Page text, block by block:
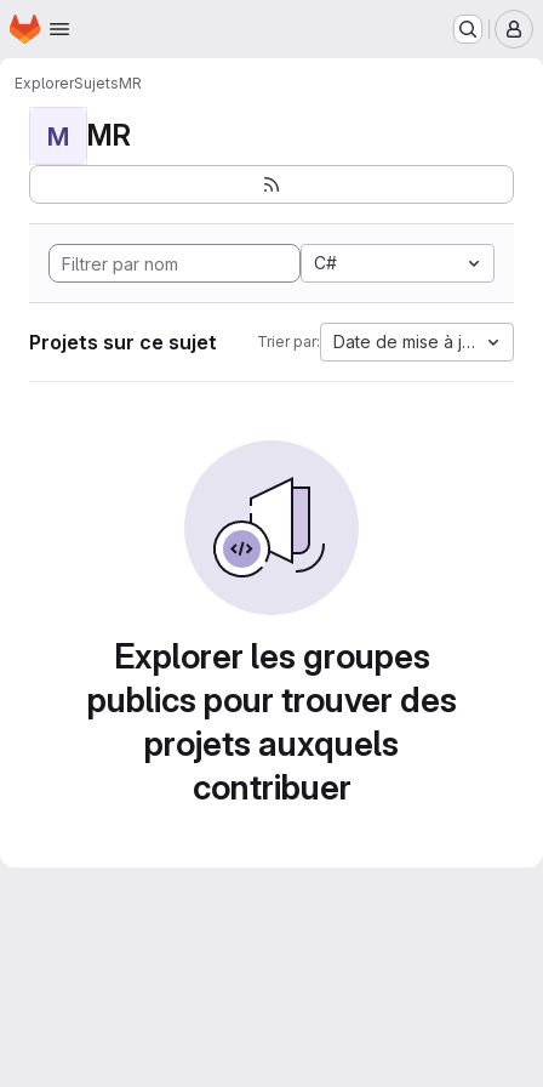
Passer au contenu principal
Page d'accueil
ExplorerSujetsMR
M MR
C#
Projets sur ce sujet Trier par: Date de mise à jour
Explorer les groupes
publics pour trouver des
projets auxquels
contribuer